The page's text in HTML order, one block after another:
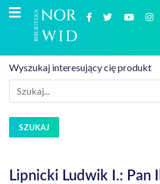
Wyszukaj interesujący cię produkt
SZUKAJ
Lipnicki Ludwik I.: Pan